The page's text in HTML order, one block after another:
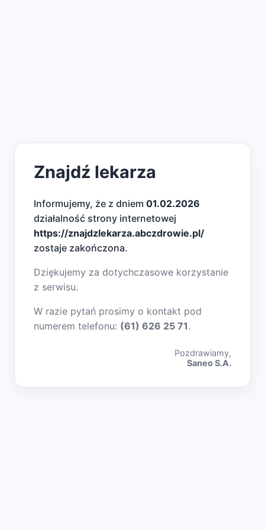
Znajdź lekarza
Informujemy, że z dniem 01.02.2026
działalność strony internetowej
https://znajdzlekarza.abczdrowie.pl/
zostaje zakończona.
Dziękujemy za dotychczasowe korzystanie
z serwisu.
W razie pytań prosimy o kontakt pod
numerem telefonu: (61) 626 25 71.
Pozdrawiamy,
Saneo S.A.